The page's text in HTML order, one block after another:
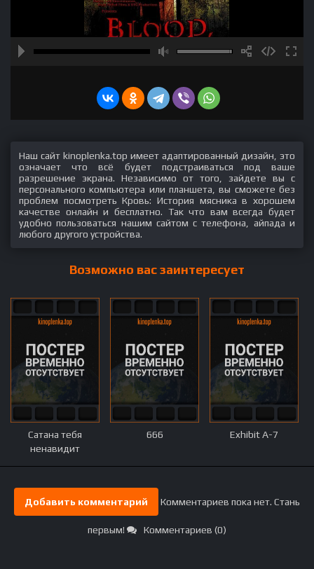
Наш сайт kinoplenka.top имеет адаптированный дизайн, это
означает что всё будет подстраиваться под ваше
разрешение экрана. Независимо от того, зайдете вы с
персонального компьютера или планшета, вы сможете без
проблем посмотреть Кровь: История мясника в хорошем
качестве онлайн и бесплатно. Так что вам всегда будет
удобно пользоваться нашим сайтом с телефона, айпада и
любого другого устройства.
Возможно вас заинтересует
Сатана тебя
ненавидит
666 Exhibit A-7
Добавить комментарий Комментариев пока нет. Стань
первым! Комментариев (0)